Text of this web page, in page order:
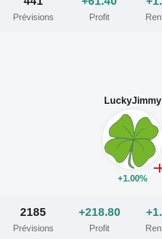
Prévisions Profit
LuckyJimmy
+1.00%
2185
Prévisions
+218.80
Profit